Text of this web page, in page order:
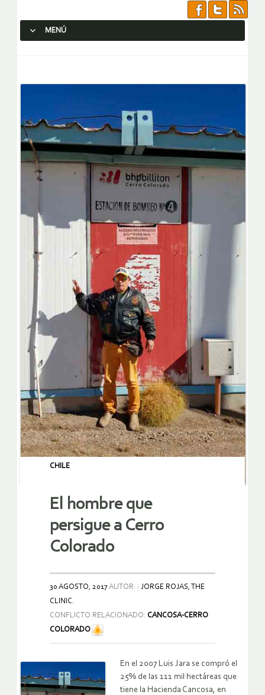
MENÚ
CHILE
El hombre que
persigue a Cerro
Colorado
30 AGOSTO, 2017AUTOR:
JORGE ROJAS, THE
CLINIC.
CONFLICTO RELACIONADO: CANCOSA-CERRO
COLORADO
En el 2007 Luis Jara se compró el
25% de las 111 mil hectáreas que
tiene la Hacienda Cancosa, en